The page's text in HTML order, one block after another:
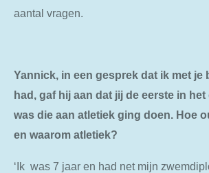
aantal vragen.
Yannick, in een gesprek dat ik met je
had, gaf hij aan dat jij de eerste in
was die aan atletiek ging doen. Hoe
en waarom atletiek?
‘Ik was 7 jaar en had net mijn